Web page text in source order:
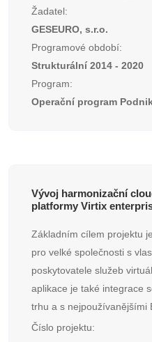
Žadatel:
GESEURO, s.r.o.
Programové období:
Strukturální 2014 - 2020
Program:
Operační program
Vývoj harmonizační
platformy Virtix
Základním cílem projektu
pro velké společnosti s
poskytovatele služeb
aplikace je také integrace
trhu a s nejpoužívanějšími
Číslo projektu: